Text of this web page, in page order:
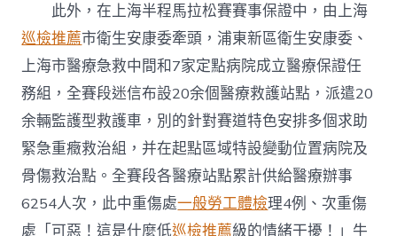
此外，在上海半程馬拉松賽賽事保證中，由上海
巡檢推薦市衛生安康委牽頭，浦東新區衛生安康委、
上海市醫療急救中間和7家定點病院成立醫療保證任
務組，全賽段迷信布設20余個醫療救護站點，派遣20
余輛監護型救護車，別的針對賽道特色安排多個求助
緊急重癥救治組，并在起點區域特設變動位置病院及
骨傷救治點。全賽段各醫療站點累計供給醫療辦事
6254人次，此中重傷處一般勞工體檢理4例、次重傷
處「可惡！這是什麼低巡檢推薦級的情緒干擾！」牛